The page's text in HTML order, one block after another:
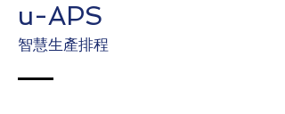
u-APS
智慧生產排程